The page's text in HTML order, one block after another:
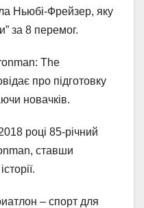
Ньюбі-Фрейзер, яку
за 8 перемог.
The
про підготовку
новачків.
році 85-річний
ставши
– спорт для